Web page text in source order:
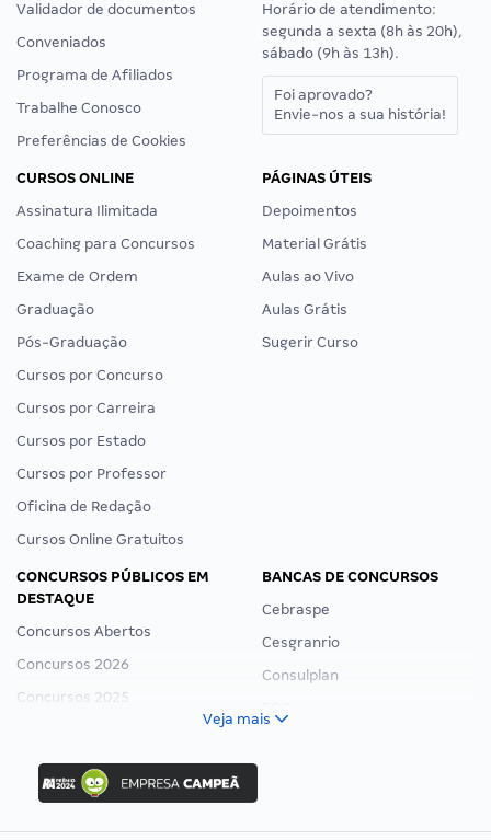
Validador de documentos
Conveniados
Programa de Afiliados
Trabalhe Conosco
Preferências de Cookies
Horário de atendimento:
segunda a sexta (8h às 20h),
sábado (9h às 13h).
Foi aprovado?
Envie-nos a sua história!
CURSOS ONLINE
Assinatura Ilimitada
Coaching para Concursos
Exame de Ordem
Graduação
Pós-Graduação
Cursos por Concurso
Cursos por Carreira
Cursos por Estado
Cursos por Professor
Oficina de Redação
Cursos Online Gratuitos
PÁGINAS ÚTEIS
Depoimentos
Material Grátis
Aulas ao Vivo
Aulas Grátis
Sugerir Curso
CONCURSOS PÚBLICOS EM
DESTAQUE
Concursos Abertos
Concursos 2026
Concursos 2025
Concurso Ibama
Concurso MPU
Editais publicados
BANCAS DE CONCURSOS
Cebraspe
Cesgranrio
Consulplan
Veja mais